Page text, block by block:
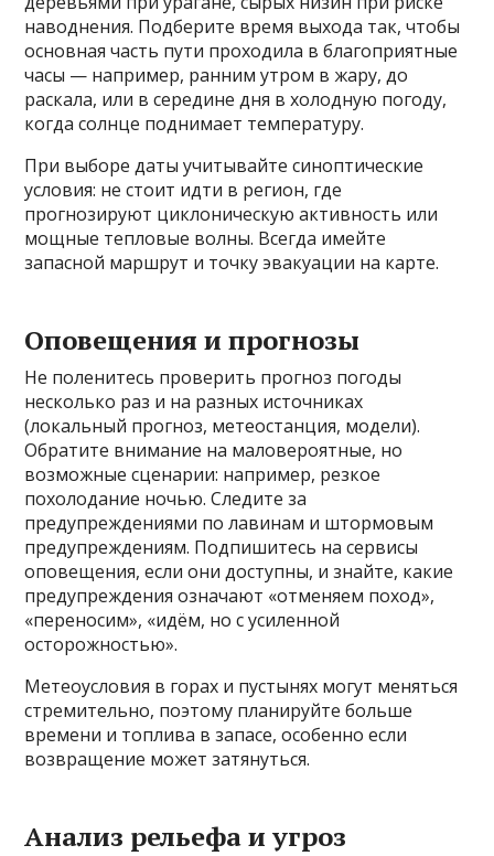
наводнения. Подберите время выхода так, чтобы
основная часть пути проходила в благоприятные
часы — например, ранним утром в жару, до
раскала, или в середине дня в холодную погоду,
когда солнце поднимает температуру.
При выборе даты учитывайте синоптические
условия: не стоит идти в регион, где
прогнозируют циклоническую активность или
мощные тепловые волны. Всегда имейте
запасной маршрут и точку эвакуации на карте.
Оповещения и прогнозы
Не поленитесь проверить прогноз погоды
несколько раз и на разных источниках
(локальный прогноз, метеостанция, модели).
Обратите внимание на маловероятные, но
возможные сценарии: например, резкое
похолодание ночью. Следите за
предупреждениями по лавинам и штормовым
предупреждениям. Подпишитесь на сервисы
оповещения, если они доступны, и знайте, какие
предупреждения означают «отменяем поход»,
«переносим», «идём, но с усиленной
осторожностью».
Метеоусловия в горах и пустынях могут меняться
стремительно, поэтому планируйте больше
времени и топлива в запасе, особенно если
возвращение может затянуться.
Анализ рельефа и угроз